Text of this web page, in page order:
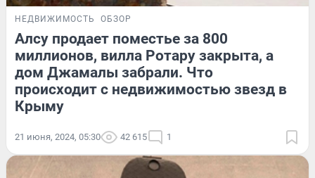
НЕДВИЖИМОСТЬ ОБЗОР
Алсу продает поместье за 800
миллионов, вилла Ротару закрыта, а
дом Джамалы забрали. Что
происходит с недвижимостью звезд в
Крыму
21 июня, 2024, 05:30 42 615 1